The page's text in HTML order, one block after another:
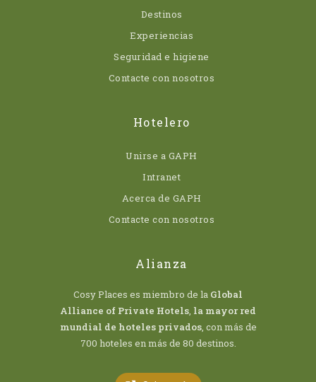
Destinos
Experiencias
Seguridad e higiene
Contacte con nosotros
Hotelero
Unirse a GAPH
Intranet
Acerca de GAPH
Contacte con nosotros
Alianza
Cosy Places es miembro de la Global
Alliance of Private Hotels, la mayor red
mundial de hoteles privados, con más de
700 hoteles en más de 80 destinos.